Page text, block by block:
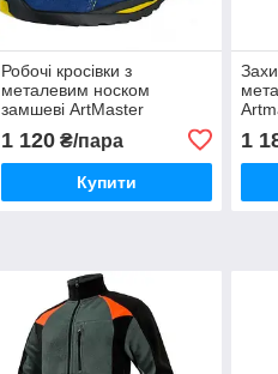
Робочі кросівки з
металевим носком
замшеві ArtMaster
комфорт
1 120₴/пара
Купити
для
1